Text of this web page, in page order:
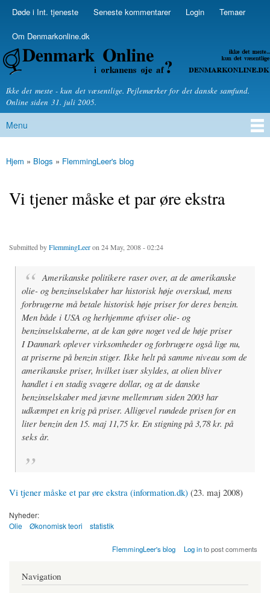
Skip to
Secondary menu
Døde i Int. tjeneste Seneste kommentarer Login Temaer
Om Denmarkonline.dk
Denmarkonline.dk - blognyheder om politik
Ikke det meste - kun det væsentlige. Pejlemærker for det danske samfund.
Online siden 31. juli 2005.
Main menu
Menu
You are here
Hjem » Blogs » FlemmingLeer's blog
Vi tjener måske et par øre ekstra
Submitted byFlemmingLeeron 24 May, 2008 - 02:24
Amerikanske politikere raser over, at de amerikanske
olie- og benzinselskaber har historisk høje overskud, mens
forbrugerne må betale historisk høje priser for deres benzin.
Men både i USA og herhjemme afviser olie- og
benzinselskaberne, at de kan gøre noget ved de høje priser
I Danmark oplever virksomheder og forbrugere også lige nu,
at priserne på benzin stiger. Ikke helt på samme niveau som de
amerikanske priser, hvilket især skyldes, at olien bliver
handlet i en stadig svagere dollar, og at de danske
benzinselskaber med jævne mellemrum siden 2003 har
udkæmpet en krig på priser. Alligevel rundede prisen for en
liter benzin den 15. maj 11,75 kr. En stigning på 3,78 kr. på
seks år.
Vi tjener måske et par øre ekstra (information.dk) (23. maj 2008)
Nyheder:
Olie
Økonomisk teori statistik
FlemmingLeer's blog Log into post comments
Navigation